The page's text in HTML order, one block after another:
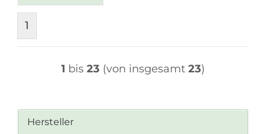
1
1 bis 23 (von insgesamt 23)
Hersteller